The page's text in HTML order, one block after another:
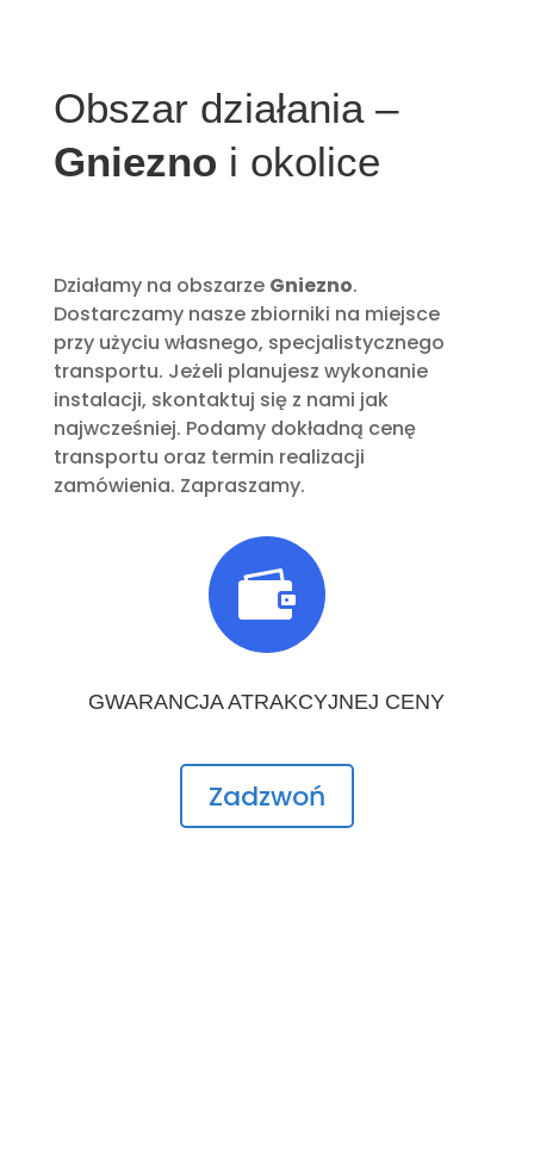
Obszar działania –
Gniezno i okolice
Działamy na obszarze Gniezno.
Dostarczamy nasze zbiorniki na miejsce
przy użyciu własnego, specjalistycznego
transportu. Jeżeli planujesz wykonanie
instalacji, skontaktuj się z nami jak
najwcześniej. Podamy dokładną cenę
transportu oraz termin realizacji
zamówienia. Zapraszamy.

GWARANCJA ATRAKCYJNEJ CENY
Zadzwoń